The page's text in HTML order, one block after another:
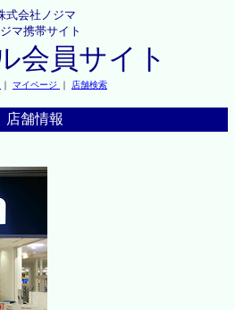
式会社ノジマ
マ携帯サイト
会員サイト
｜ マイページ ｜ 店舗検索
店舗情報